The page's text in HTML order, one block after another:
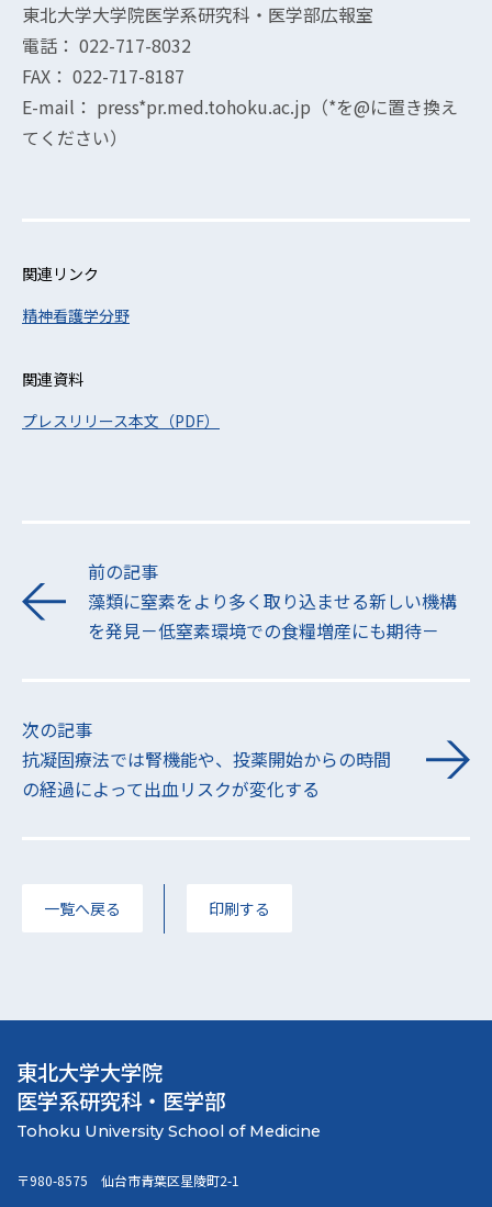
東北大学大学院医学系研究科・医学部広報室
電話： 022-717-8032
FAX： 022-717-8187
E-mail： press*pr.med.tohoku.ac.jp （*を@に置き換え
てください）
関連リンク
精神看護学分野
関連資料
プレスリリース本文（PDF）
前の記事
藻類に窒素をより多く取り込ませる新しい機構
を発見－低窒素環境での食糧増産にも期待－
次の記事
抗凝固療法では腎機能や、投薬開始からの時間
の経過によって出血リスクが変化する
一覧へ戻る 印刷する
東北大学大学院
医学系研究科・医学部
〒980-8575 仙台市青葉区星陵町2-1